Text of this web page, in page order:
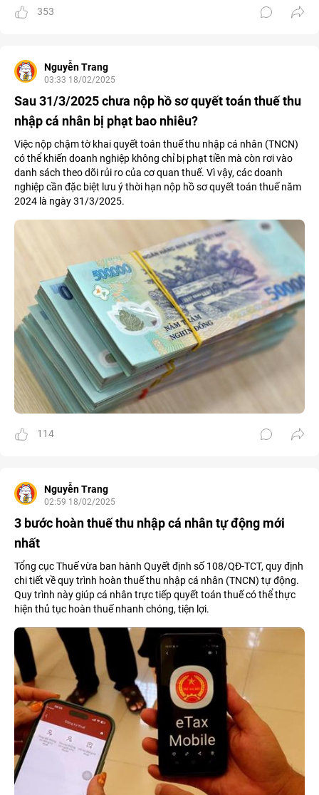
353
Nguyễn Trang
03:33 18/02/2025
Sau 31/3/2025 chưa nộp hồ sơ quyết toán thuế thu
nhập cá nhân bị phạt bao nhiêu?
Việc nộp chậm tờ khai quyết toán thuế thu nhập cá nhân (TNCN)
có thể khiến doanh nghiệp không chỉ bị phạt tiền mà còn rơi vào
danh sách theo dõi rủi ro của cơ quan thuế. Vì vậy, các doanh
nghiệp cần đặc biệt lưu ý thời hạn nộp hồ sơ quyết toán thuế năm
2024 là ngày 31/3/2025.
114
Nguyễn Trang
02:59 18/02/2025
3 bước hoàn thuế thu nhập cá nhân tự động mới
nhất
Tổng cục Thuế vừa ban hành Quyết định số 108/QĐ-TCT, quy định
chi tiết về quy trình hoàn thuế thu nhập cá nhân (TNCN) tự động.
Quy trình này giúp cá nhân trực tiếp quyết toán thuế có thể thực
hiện thủ tục hoàn thuế nhanh chóng, tiện lợi.